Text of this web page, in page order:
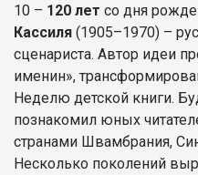
10 – 120 лет со дня
Кассиля (1905–1970) –
сценариста. Автор идеи
именин»,
Неделю детской книги.
познакомил юных
странами Швамбрания,
Несколько поколений